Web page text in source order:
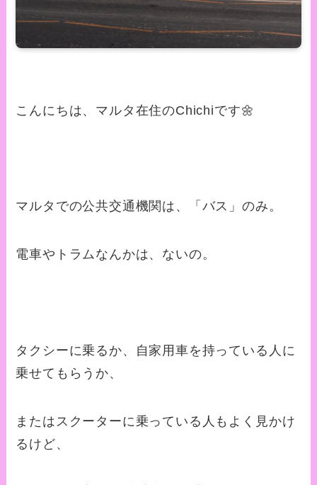
こんにちは、マルタ在住のChichiです🌼
マルタでの公共交通機関は、「バス」のみ。
電車やトラムなんかは、ないの。
タクシーに乗るか、自家用車を持っている人に
乗せてもらうか、
またはスクーターに乗っている人もよく見かけ
るけど、